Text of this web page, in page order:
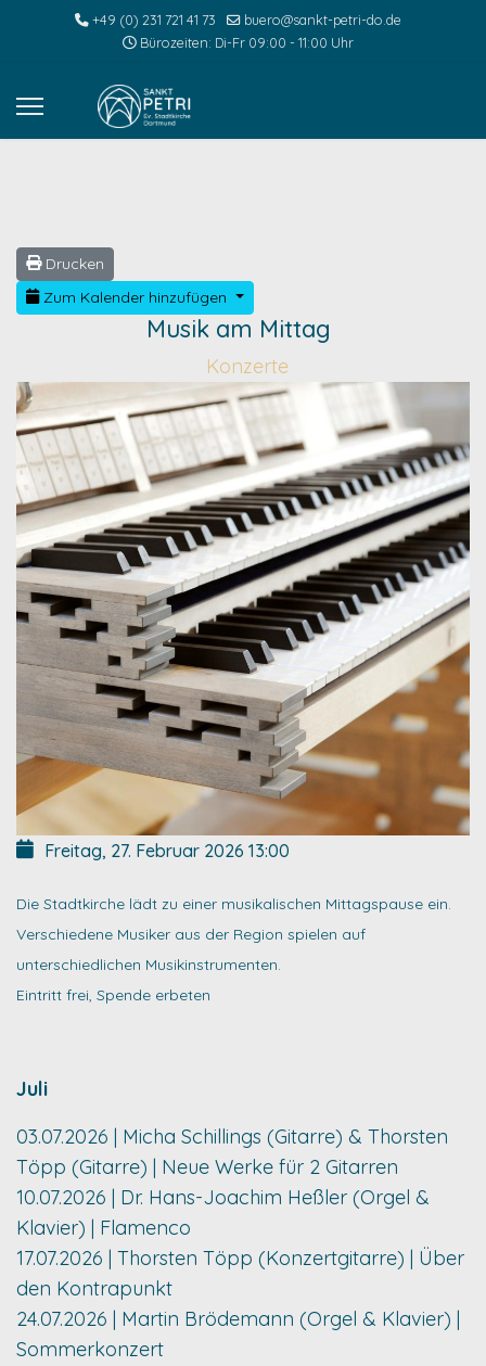
+49 (0) 231 721 41 73
buero@sankt-petri-do.de
Bürozeiten: Di-Fr 09:00 - 11:00 Uhr
Drucken
Zum Kalender hinzufügen
Musik am Mittag
Konzerte
Freitag, 27. Februar 2026 13:00
Die Stadtkirche lädt zu einer musikalischen Mittagspause ein.
Verschiedene Musiker aus der Region spielen auf
unterschiedlichen Musikinstrumenten.
Eintritt frei, Spende erbeten
Juli
03.07.2026 | Micha Schillings (Gitarre) & Thorsten
Töpp (Gitarre) | Neue Werke für 2 Gitarren
10.07.2026 | Dr. Hans-Joachim Heßler (Orgel &
Klavier) | Flamenco
17.07.2026 | Thorsten Töpp (Konzertgitarre) | Über
den Kontrapunkt
24.07.2026 | Martin Brödemann (Orgel & Klavier) |
Sommerkonzert